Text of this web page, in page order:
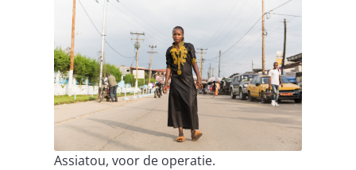
Assiatou, voor de operatie.